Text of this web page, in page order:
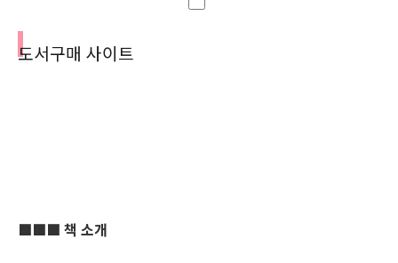
도서구매 사이트
■■■ 책 소개